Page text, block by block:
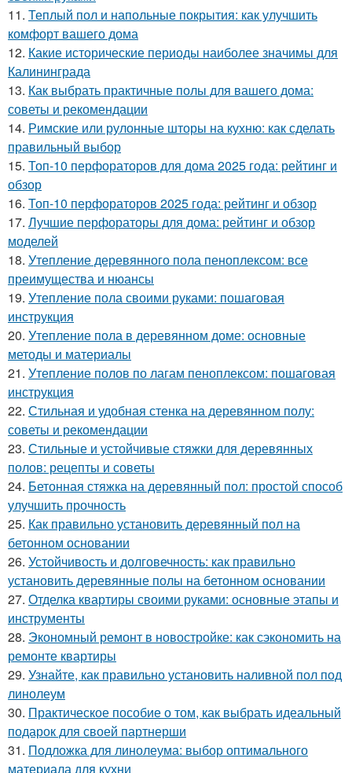
11. Теплый пол и напольные покрытия: как улучшить
комфорт вашего дома
12. Какие исторические периоды наиболее значимы для
Калининграда
13. Как выбрать практичные полы для вашего дома:
советы и рекомендации
14. Римские или рулонные шторы на кухню: как сделать
правильный выбор
15. Топ-10 перфораторов для дома 2025 года: рейтинг и
обзор
16. Топ-10 перфораторов 2025 года: рейтинг и обзор
17. Лучшие перфораторы для дома: рейтинг и обзор
моделей
18. Утепление деревянного пола пеноплексом: все
преимущества и нюансы
19. Утепление пола своими руками: пошаговая
инструкция
20. Утепление пола в деревянном доме: основные
методы и материалы
21. Утепление полов по лагам пеноплексом: пошаговая
инструкция
22. Стильная и удобная стенка на деревянном полу:
советы и рекомендации
23. Стильные и устойчивые стяжки для деревянных
полов: рецепты и советы
24. Бетонная стяжка на деревянный пол: простой способ
улучшить прочность
25. Как правильно установить деревянный пол на
бетонном основании
26. Устойчивость и долговечность: как правильно
установить деревянные полы на бетонном основании
27. Отделка квартиры своими руками: основные этапы и
инструменты
28. Экономный ремонт в новостройке: как сэкономить на
ремонте квартиры
29. Узнайте, как правильно установить наливной пол под
линолеум
30. Практическое пособие о том, как выбрать идеальный
подарок для своей партнерши
31. Подложка для линолеума: выбор оптимального
материала для кухни